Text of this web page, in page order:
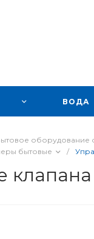
ВОДА
оборудование
бытовые
/